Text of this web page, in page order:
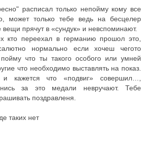
расписал только непойму кому все
может только тебе ведь на бесцелер
вещи прячут в «сундук» и невспоминают.
кто переехал в германию прошол это,
нормально если хочеш чегото
что ты такого особого или умней
что необходимо выставлять на показ.
кажется что «подвиг» совершил…,
за это медали невручают. Тебе
поздравленя.
таких нет